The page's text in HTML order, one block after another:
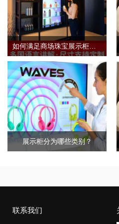
展示柜分为哪些类别？
联系我们